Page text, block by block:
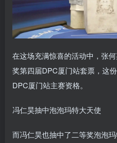
在这场充满惊喜的活动中，张
奖第四届DPC厦门站套票，这
DPC厦门站主赛资格。
冯仁昊抽中泡泡玛特大天使
而冯仁昊也抽中了二等奖泡泡